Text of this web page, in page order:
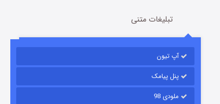
تبلیغات متنی
آپ تیون
پنل پیامک
ملودی 98